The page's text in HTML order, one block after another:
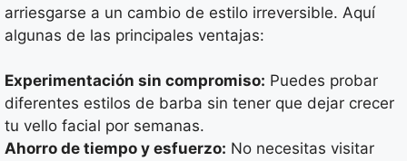
arriesgarse a un cambio de estilo irreversible. Aquí
algunas de las principales ventajas:
Experimentación sin compromiso: Puedes probar
diferentes estilos de barba sin tener que dejar crecer
tu vello facial por semanas.
Ahorro de tiempo y esfuerzo: No necesitas visitar